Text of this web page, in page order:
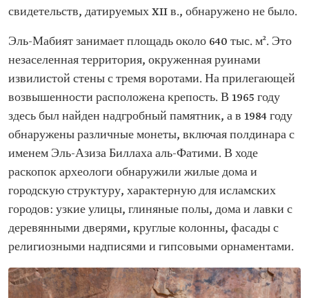
свидетельств, датируемых XII в., обнаружено не было.
Эль-Мабият занимает площадь около 640 тыс. м². Это
незаселенная территория, окруженная руинами
извилистой стены с тремя воротами. На прилегающей
возвышенности расположена крепость. В 1965 году
здесь был найден надгробный памятник, а в 1984 году
обнаружены различные монеты, включая полдинара с
именем Эль-Азиза Биллаха аль-Фатими. В ходе
раскопок археологи обнаружили жилые дома и
городскую структуру, характерную для исламских
городов: узкие улицы, глиняные полы, дома и лавки с
деревянными дверями, круглые колонны, фасады с
религиозными надписями и гипсовыми орнаментами.